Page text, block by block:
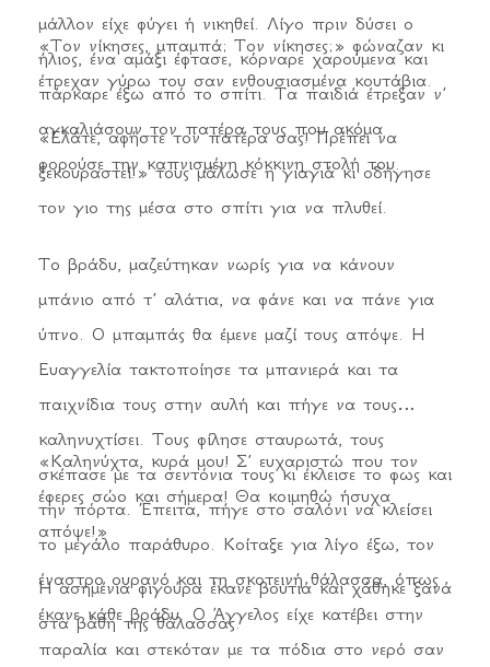
μάλλον είχε φύγει ή νικηθεί. Λίγο πριν δύσει ο
ήλιος, ένα αμάξι έφτασε, κόρναρε χαρούμενα και
πάρκαρε έξω από το σπίτι. Τα παιδιά έτρεξαν ν’
αγκαλιάσουν τον πατέρα τους που ακόμα
φορούσε την καπνισμένη κόκκινη στολή του.
«Τον νίκησες, μπαμπά; Τον νίκησες;» φώναζαν κι
έτρεχαν γύρω του σαν ενθουσιασμένα κουτάβια.
«Ελάτε, αφήστε τον πατέρα σας! Πρέπει να
ξεκουραστεί!» τους μάλωσε η γιαγιά κι οδήγησε
τον γιο της μέσα στο σπίτι για να πλυθεί.
Το βράδυ, μαζεύτηκαν νωρίς για να κάνουν
μπάνιο από τ’ αλάτια, να φάνε και να πάνε για
ύπνο. Ο μπαμπάς θα έμενε μαζί τους απόψε. Η
Ευαγγελία τακτοποίησε τα μπανιερά και τα
παιχνίδια τους στην αυλή και πήγε να τους
καληνυχτίσει. Τους φίλησε σταυρωτά, τους
σκέπασε με τα σεντόνια τους κι έκλεισε το φως και
την πόρτα. Έπειτα, πήγε στο σαλόνι να κλείσει
το μεγάλο παράθυρο. Κοίταξε για λίγο έξω, τον
έναστρο ουρανό και τη σκοτεινή θάλασσα, όπως
έκανε κάθε βράδυ. Ο Άγγελος είχε κατέβει στην
παραλία και στεκόταν με τα πόδια στο νερό σαν
«Καληνύχτα, κυρά μου! Σ’ ευχαριστώ που τον
έφερες σώο και σήμερα! Θα κοιμηθώ ήσυχα
απόψε!»
Η ασημένια φιγούρα έκανε βουτιά και χάθηκε ξανά
στα βάθη της θάλασσας.